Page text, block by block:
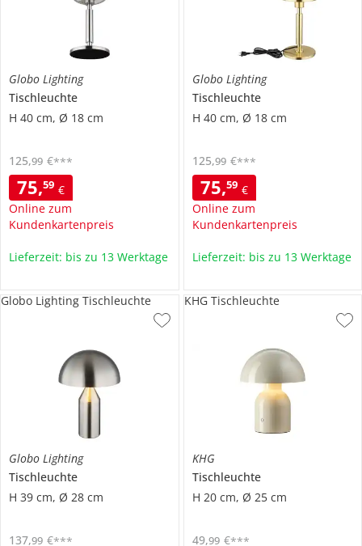
Globo Lighting
Tischleuchte
H 40 cm, Ø 18 cm
75,59 €
Online zum
Kundenkartenpreis
125,99 €***
Lieferzeit: bis zu 13 Werktage
Globo Lighting
Tischleuchte
H 40 cm, Ø 18 cm
75,59 €
Online zum
Kundenkartenpreis
125,99 €***
Lieferzeit: bis zu 13 Werktage
Globo Lighting
Tischleuchte
H 39 cm, Ø 28 cm
137,99 €***
Globo Lighting Tischleuchte
KHG
Tischleuchte
H 20 cm, Ø 25 cm
49,99 €***
KHG Tischleuchte